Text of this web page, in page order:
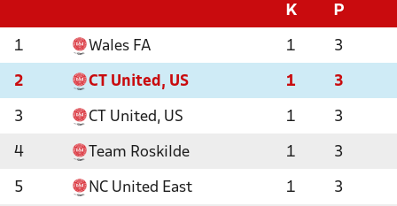
K P
1 Wales FA 1 3
2 CT United, US 1 3
3 CT United, US 1 3
4 Team Roskilde 1 3
5 NC United East 1 3